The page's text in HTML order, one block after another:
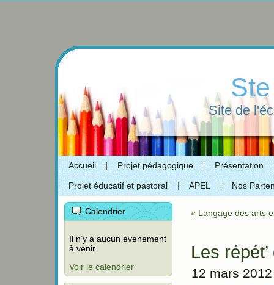
Site de
Accueil Projet pédagogique Présentation
Projet éducatif et pastoral APEL Nos
Calendrier
Il n’y a aucun évènement
à venir.
Voir le calendrier
« Langage des arts
Les
12 mars 2012